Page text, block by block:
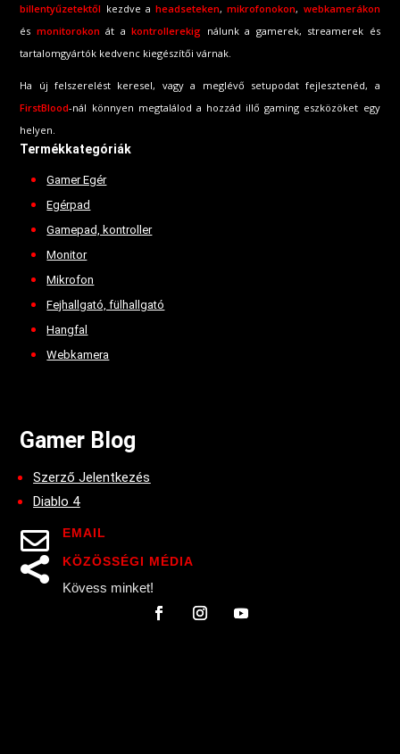
billentyűzetektől kezdve aheadseteken,mikrofonokon, webkamerákon
és monitorokon át akontrollerekig nálunk a gamerek, streamerek és
tartalomgyártók kedvenc kiegészítői várnak.
Ha új felszerelést keresel, vagy a meglévő setupodat fejlesztenéd, a
FirstBlood-nál könnyen megtalálod a hozzád illő gaming eszközöket egy
helyen.
Termékkategóriák
Gamer Egér
Egérpad
Gamepad, kontroller
Monitor
Mikrofon
Fejhallgató, fülhallgató
Hangfal
Webkamera
Gamer Blog
Szerző Jelentkezés
Diablo 4
 EMAIL
 KÖZÖSSÉGI MÉDIA
Kövess minket!